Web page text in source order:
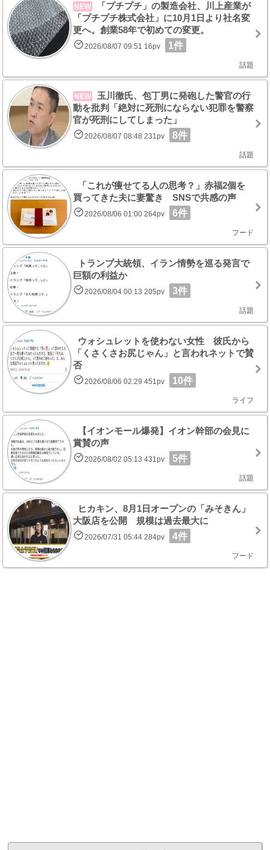
NEW
「プチプチ」の製造会社、川上産業が
「プチプチ株式会社」に10月1日より社名変
更へ。創業58年で初めての変更。
2026/08/07 09:51 16pv 1件
話題
NEW
玉川徹氏、包丁男に発砲した警官の行
動を批判「絶対に死刑にならない犯罪を警察
官が死刑にしてしまった」
2026/08/07 08:48 231pv 8件
話題
「これが痩せてる人の思考？」赤福2個を
買ってきた夫に妻驚き SNSで共感の声
2026/08/06 01:00 264pv 6件
フード
トランプ大統領、イラン情勢を巡る発言で
巨額の利益か
2026/08/04 00:13 205pv 3件
話題
ウォシュレットを使わない女性 彼氏から
「くさくさお尻じゃん」と言われネットで賛
否
2026/08/06 02:29 451pv 10件
ライフ
【イオンモール爆発】イオン幹部の会見に
賞賛の声
2026/08/02 05:13 431pv 5件
話題
ヒカキン、8月1日オープンの「みそきん」
大阪店を公開 規模は過去最大に
2026/07/31 05:44 284pv 4件
フード